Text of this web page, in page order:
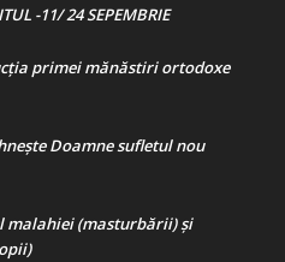
-11/ 24 SEPEMBRIE
primei mănăstiri ortodoxe
Doamne sufletul nou
malahiei (masturbării) şi